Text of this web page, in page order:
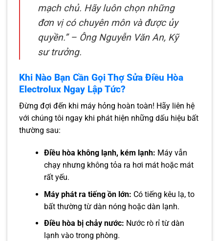
mạch chủ. Hãy luôn chọn những
đơn vị có chuyên môn và được ủy
quyền.” – Ông Nguyễn Văn An, Kỹ
sư trưởng.
Khi Nào Bạn Cần Gọi Thợ Sửa Điều Hòa
Electrolux Ngay Lập Tức?
Đừng đợi đến khi máy hỏng hoàn toàn! Hãy liên hệ
với chúng tôi ngay khi phát hiện những dấu hiệu bất
thường sau:
Điều hòa không lạnh, kém lạnh: Máy vẫn
chạy nhưng không tỏa ra hơi mát hoặc mát
rất yếu.
Máy phát ra tiếng ồn lớn: Có tiếng kêu lạ, to
bất thường từ dàn nóng hoặc dàn lạnh.
Điều hòa bị chảy nước: Nước rò rỉ từ dàn
lạnh vào trong phòng.